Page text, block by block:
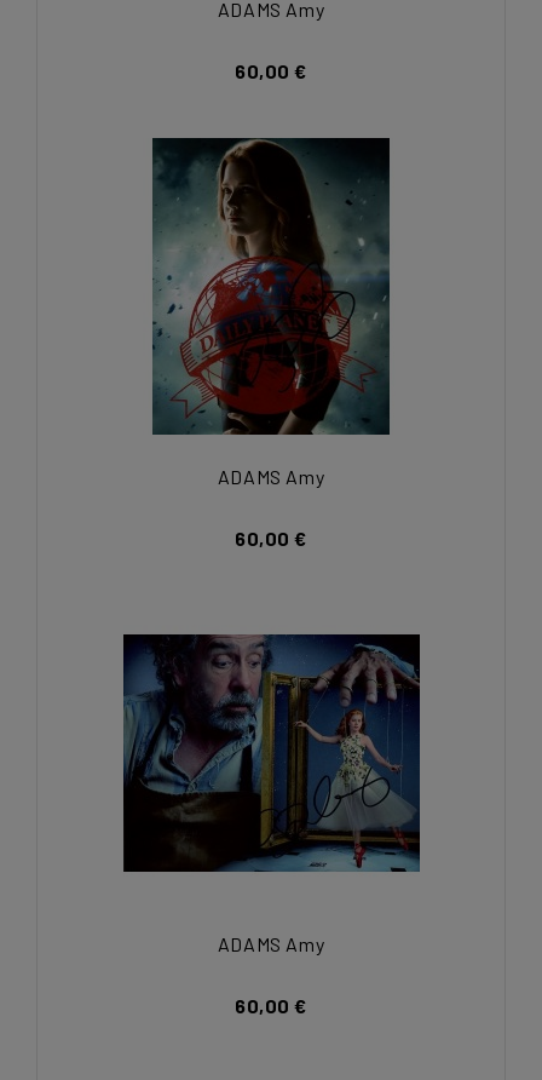
ADAMS Amy
60,00 €
ADAMS Amy
60,00 €
ADAMS Amy
60,00 €